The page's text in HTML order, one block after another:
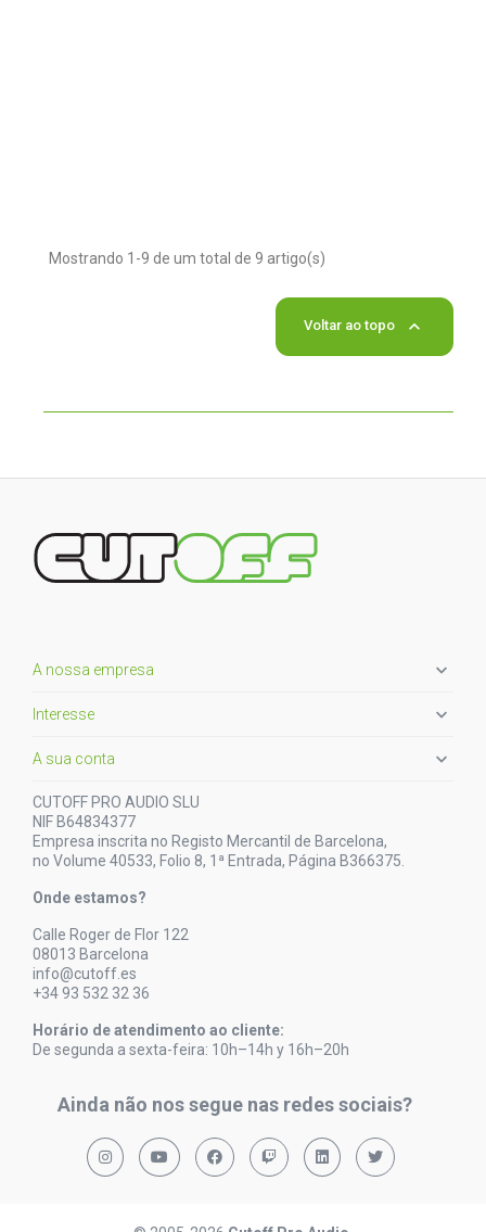
Mostrando 1-9 de um total de 9 artigo(s)
Voltar ao topo 
A nossa empresa 
Interesse 
A sua conta 
CUTOFF PRO AUDIO SLU
NIF B64834377
Empresa inscrita no Registo Mercantil de Barcelona,
no Volume 40533, Folio 8, 1ª Entrada, Página B366375.
Onde estamos?
Calle Roger de Flor 122
08013 Barcelona
info@cutoff.es
+34 93 532 32 36
Horário de atendimento ao cliente:
De segunda a sexta-feira: 10h–14h y 16h–20h
Ainda não nos segue nas redes sociais?